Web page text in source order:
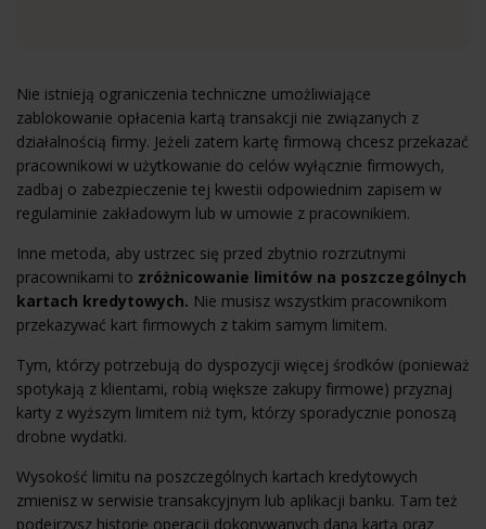
Nie istnieją ograniczenia techniczne umożliwiające
zablokowanie opłacenia kartą transakcji nie związanych z
działalnością firmy. Jeżeli zatem kartę firmową chcesz przekazać
pracownikowi w użytkowanie do celów wyłącznie firmowych,
zadbaj o zabezpieczenie tej kwestii odpowiednim zapisem w
regulaminie zakładowym lub w umowie z pracownikiem.
Inne metoda, aby ustrzec się przed zbytnio rozrzutnymi
pracownikami to zróżnicowanie limitów na poszczególnych
kartach kredytowych. Nie musisz wszystkim pracownikom
przekazywać kart firmowych z takim samym limitem.
Tym, którzy potrzebują do dyspozycji więcej środków (ponieważ
spotykają z klientami, robią większe zakupy firmowe) przyznaj
karty z wyższym limitem niż tym, którzy sporadycznie ponoszą
drobne wydatki.
Wysokość limitu na poszczególnych kartach kredytowych
zmienisz w serwisie transakcyjnym lub aplikacji banku. Tam też
podejrzysz historię operacji dokonywanych daną kartą oraz